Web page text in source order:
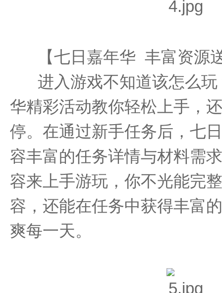
【七日嘉年华 丰富资源
进入游戏不知道该怎么
华精彩活动教你轻松上手，
停。在通过新手任务后，七
容丰富的任务详情与材料需
容来上手游玩，你不光能完
容，还能在任务中获得丰富
爽每一天。